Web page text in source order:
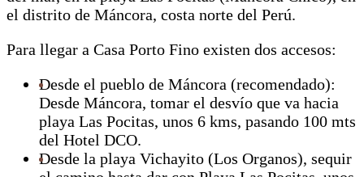
el distrito de Máncora, costa norte del Perú.
Para llegar a Casa Porto Fino existen dos accesos:
Desde el pueblo de Máncora (recomendado):
Desde Máncora, tomar el desvío que va hacia
playa Las Pocitas, unos 6 kms, pasando 100 mts
del Hotel DCO.
Desde la playa Vichayito (Los Organos), sequir